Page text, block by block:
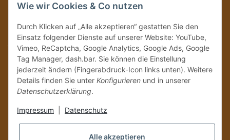
Bitte senden Sie mir entsprechend IhrerDatenschutzerklärung
regelmäßig und
jederzeit widerruflich Informationen zu Ihrem Produktsortiment per E-Mail zu.
Vertrag widerrufen
Wie wir Cookies & Co nutzen
Durch Klicken auf „Alle akzeptieren“ gestatten Sie den
Einsatz folgender Dienste auf unserer Website: YouTube,
Vimeo, ReCaptcha, Google Analytics, Google Ads, Google
Tag Manager, dash.bar. Sie können die Einstellung
jederzeit ändern (Fingerabdruck-Icon links unten). Weitere
Details finden Sie unter Konfigurieren und in unserer
Datenschutzerklärung.
Impressum Datenschutz
Alle akzeptieren